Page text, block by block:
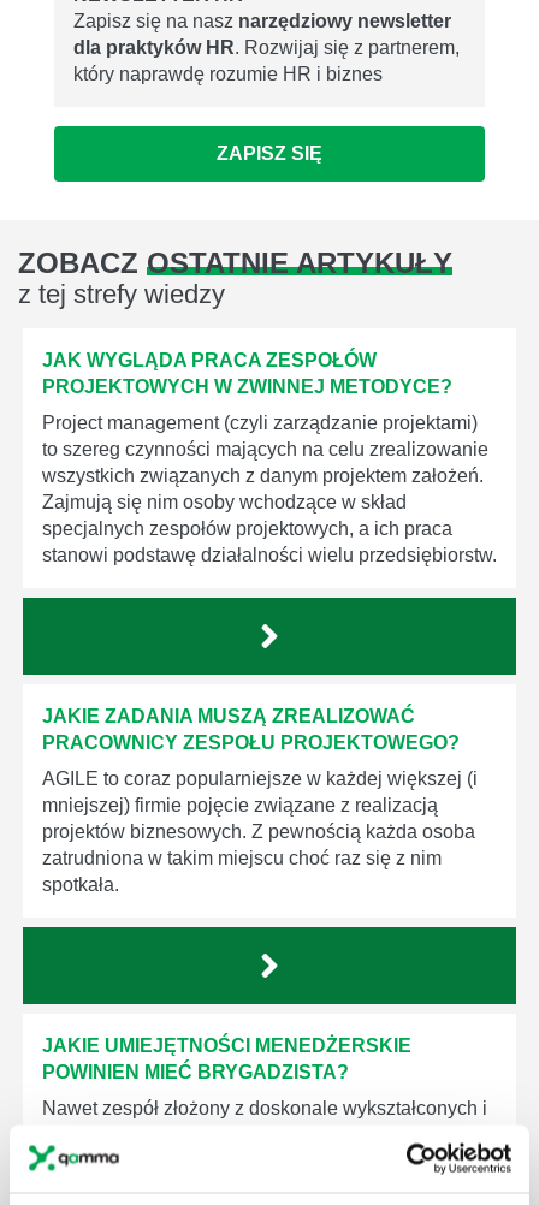
Zapisz się na nasz narzędziowy newsletter
dla praktyków HR. Rozwijaj się z partnerem,
który naprawdę rozumie HR i biznes
ZAPISZ SIĘ
ZOBACZ OSTATNIE ARTYKUŁY
z tej strefy wiedzy
JAK WYGLĄDA PRACA ZESPOŁÓW
PROJEKTOWYCH W ZWINNEJ METODYCE?
Project management (czyli zarządzanie projektami)
to szereg czynności mających na celu zrealizowanie
wszystkich związanych z danym projektem założeń.
Zajmują się nim osoby wchodzące w skład
specjalnych zespołów projektowych, a ich praca
stanowi podstawę działalności wielu przedsiębiorstw.
JAKIE ZADANIA MUSZĄ ZREALIZOWAĆ
PRACOWNICY ZESPOŁU PROJEKTOWEGO?
AGILE to coraz popularniejsze w każdej większej (i
mniejszej) firmie pojęcie związane z realizacją
projektów biznesowych. Z pewnością każda osoba
zatrudniona w takim miejscu choć raz się z nim
spotkała.
JAKIE UMIEJĘTNOŚCI MENEDŻERSKIE
POWINIEN MIEĆ BRYGADZISTA?
Nawet zespół złożony z doskonale wykształconych i
sprawnie realizować swoich zadań, jeśli zabraknie w